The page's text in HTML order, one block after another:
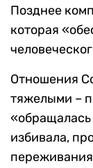
Позднее
которая
Отношения
тяжелыми –
«обращалась
избивала,
переживания